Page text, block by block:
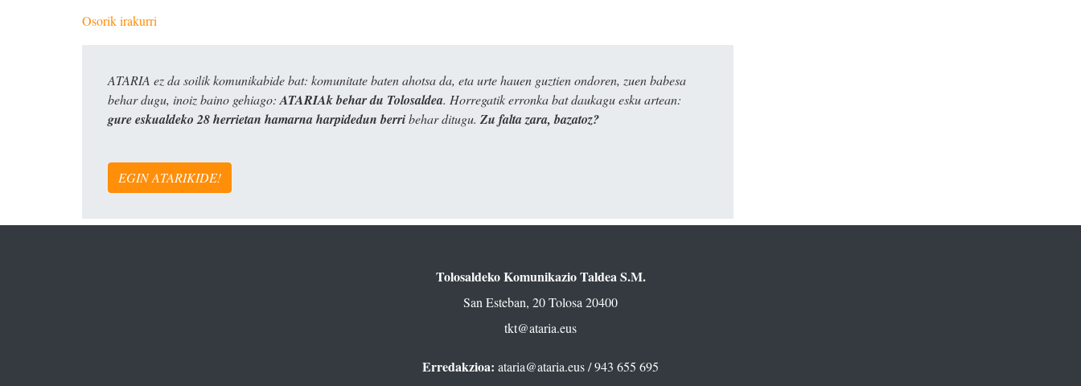
Osorik irakurri
ATARIA ez da soilik komunikabide bat: komunitate baten ahotsa da, eta urte hauen guztien ondoren, zuen babesa
behar dugu, inoiz baino gehiago: ATARIAk behar du Tolosaldea. Horregatik erronka bat daukagu esku artean:
gure eskualdeko 28 herrietan hamarna harpidedun berribehar ditugu. Zu falta zara, bazatoz?
EGIN ATARIKIDE!
Tolosaldeko Komunikazio Taldea S.M.
San Esteban, 20 Tolosa 20400
tkt@ataria.eus
Erredakzioa: ataria@ataria.eus/ 943 655 695